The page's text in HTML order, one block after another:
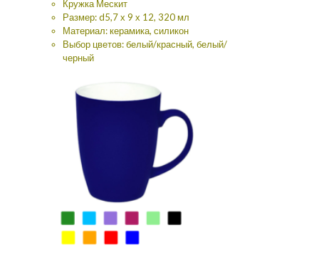
Кружка Мескит
Размер: d5,7 х 9 х 12, 320 мл
Материал: керамика, силикон
Выбор цветов: белый/красный, белый/
черный